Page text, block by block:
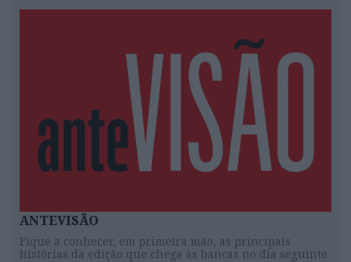
ANTEVISÃO
Fique a conhecer, em primeira mão, as principais
histórias da edição que chega às bancas no dia seguinte